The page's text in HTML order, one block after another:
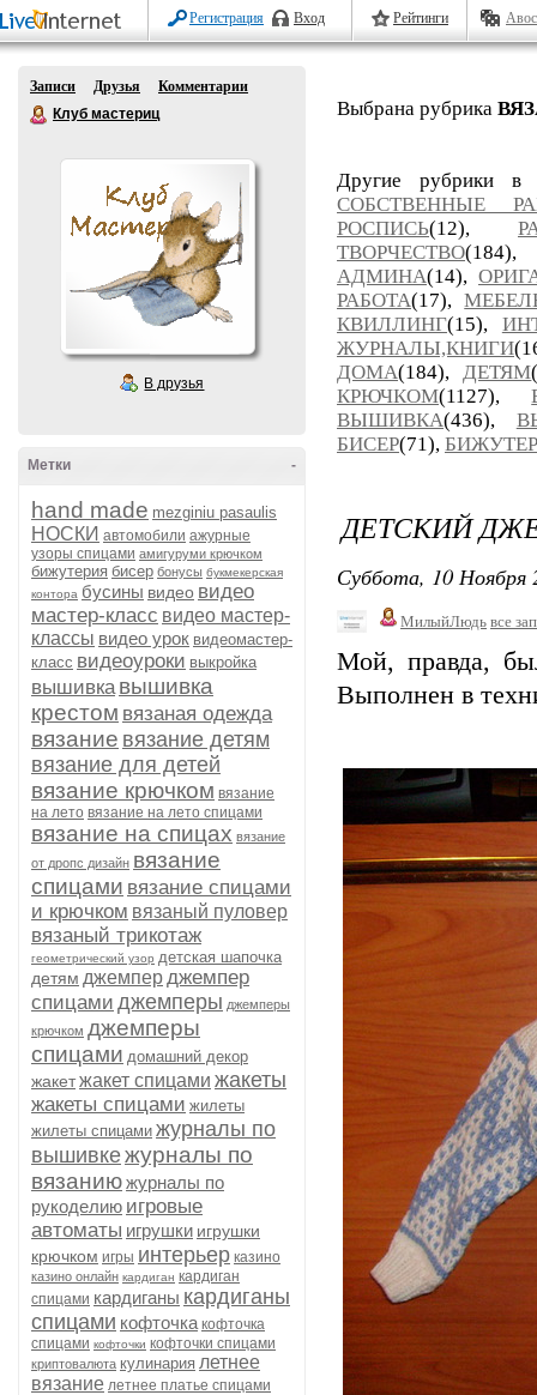
Регистрация Вход Рейтинги
Записи Друзья
Комментарии
Клуб мастериц
В друзья
-
Метки
hand made mezginiu pasaulis
НОСКИ автомобили ажурные
узоры спицами амигуруми крючком
бижутерия бисер бонусы букмекерская
контора бусины видео видео
мастер-класс видео мастер-
классы видео урок видеомастер-
класс видеоуроки выкройка
вышивка вышивка
крестом вязаная одежда
вязание вязание детям
вязание для детей
вязание крючком вязание
на лето вязание на лето спицами
вязание на спицах вязание
от дропс дизайн вязание
спицами вязание спицами
и крючком вязаный пуловер
вязаный трикотаж
геометрический узор детская шапочка
детям джемперджемпер
спицами джемперы джемперы
крючком джемперы
спицами домашний декор
жакетжакет спицами жакеты
жакеты спицами жилеты
жилеты спицами журналы по
вышивкежурналы по
вязаниюжурналы по
рукоделию игровые
автоматы игрушки игрушки
крючком игры интерьер казино
казино онлайн кардиган кардиган
спицами кардиганы кардиганы
спицами кофточка кофточка
спицами кофточки кофточки спицами
криптовалюта кулинария летнее
вязание летнее платье спицами
Выбрана рубрика
Другие рубрики
СОБСТВЕННЫЕ
РОСПИСЬ(12),
ТВОРЧЕСТВО
АДМИНА(14),
РАБОТА(17),
КВИЛЛИНГ(15),
ЖУРНАЛЫ,КНИГИ
ДОМА(184),ДЕТЯМ
КРЮЧКОМ(1127),
ВЫШИВКА(436),
БИСЕР(71),
ДЕТСКИЙ
Суббота, 10 Ноября
МилыйЛюдь все
Мой, правда,
Выполнен в